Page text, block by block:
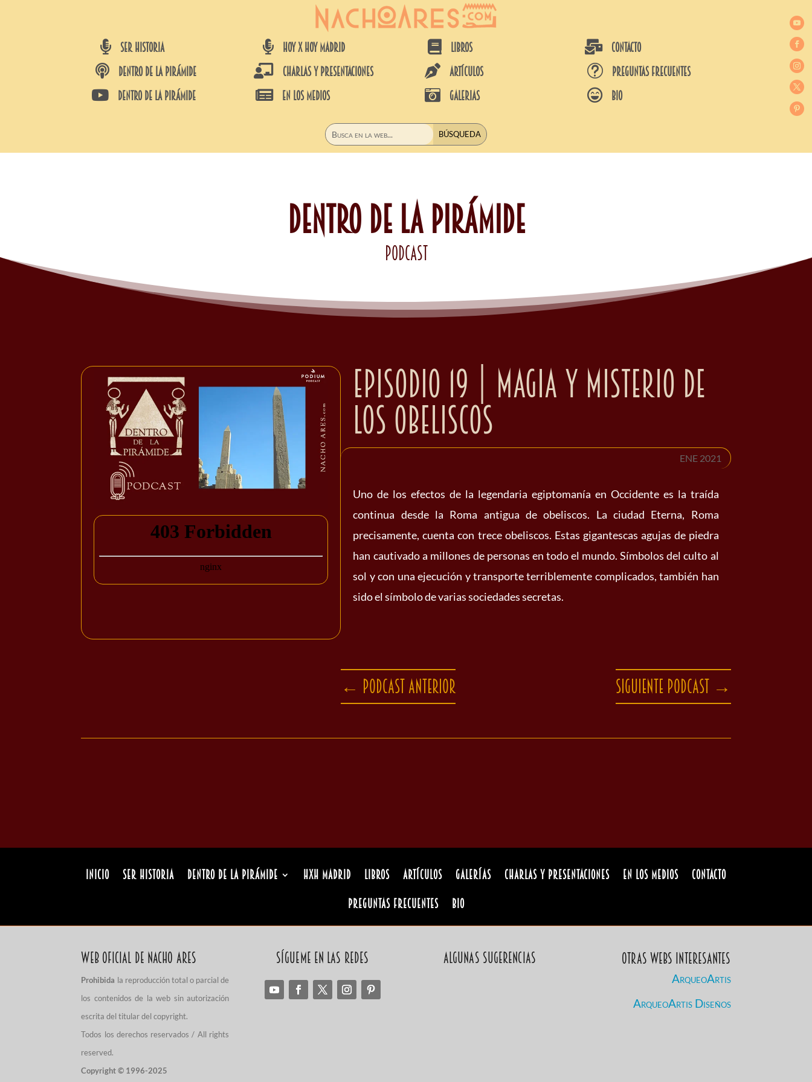
 SER HISTORIA
 DENTRO DE LA PIRÁMIDE
 DENTRO DE LA PIRÁMIDE
 HOY X HOY MADRID
 CHARLAS Y PRESENTACIONES
 EN LOS MEDIOS
 LIBROS
 ARTÍCULOS
 GALERIAS
 CONTACTO
t Preguntas frecuentes
 BIO
DENTRO DE LA PIRÁMIDE
podcast
Episodio 19 | Magia y misterio de
los obeliscos
ENE 2021
Uno de los efectos de la legendaria egiptomanía en Occidente es la traída
continua desde la Roma antigua de obeliscos. La ciudad Eterna, Roma
precisamente, cuenta con trece obeliscos. Estas gigantescas agujas de piedra
han cautivado a millones de personas en todo el mundo. Símbolos del culto al
sol y con una ejecución y transporte terriblemente complicados, también han
sido el símbolo de varias sociedades secretas.
← Podcast anterior Siguiente podcast→
INICIO Ser Historia Dentro de la pirámide HxH Madrid Libros Artículos Galerías Charlas y Presentaciones En los medios
Contacto
Preguntas Frecuentes
Bio
Web Oficial de Nacho Ares
Prohibida la reproducción total o parcial de
los contenidos de la web sin autorización
escrita del titular del copyright.
Todos los derechos reservados / All rights
reserved.
Copyright © 1996-2025
Sígueme en las redes Algunas sugerencias Otras Webs Interesantes
ArqueoArtis
ArqueoArtis Diseños